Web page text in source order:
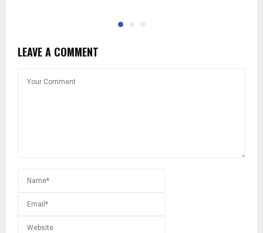
LEAVE A COMMENT